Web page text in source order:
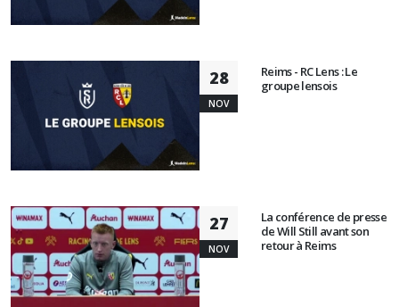
28
NOV
Reims - RC Lens : Le
groupe lensois
27
NOV
La conférence de presse
de Will Still avant son
retour à Reims